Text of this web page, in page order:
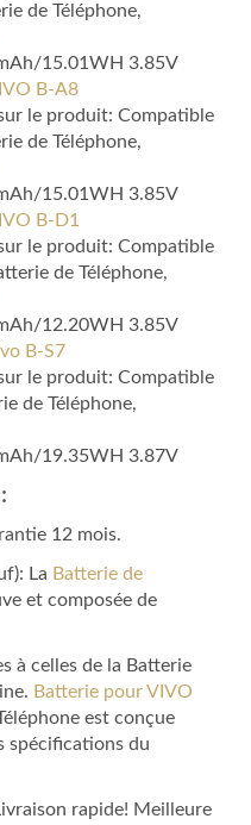
de Téléphone,
15.01WH 3.85V
B-A8
le produit: Compatible
de Téléphone,
15.01WH 3.85V
B-D1
le produit: Compatible
de Téléphone,
12.20WH 3.85V
B-S7
le produit: Compatible
de Téléphone,
19.35WH 3.87V
12 mois.
La Batterie de
et composée de
à celles de la Batterie
Batterie pour VIVO
est conçue
spécifications du
rapide! Meilleure